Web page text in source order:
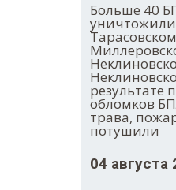
Больше 40
уничтожили
результате
обломков
трава,
потушили
04 августа